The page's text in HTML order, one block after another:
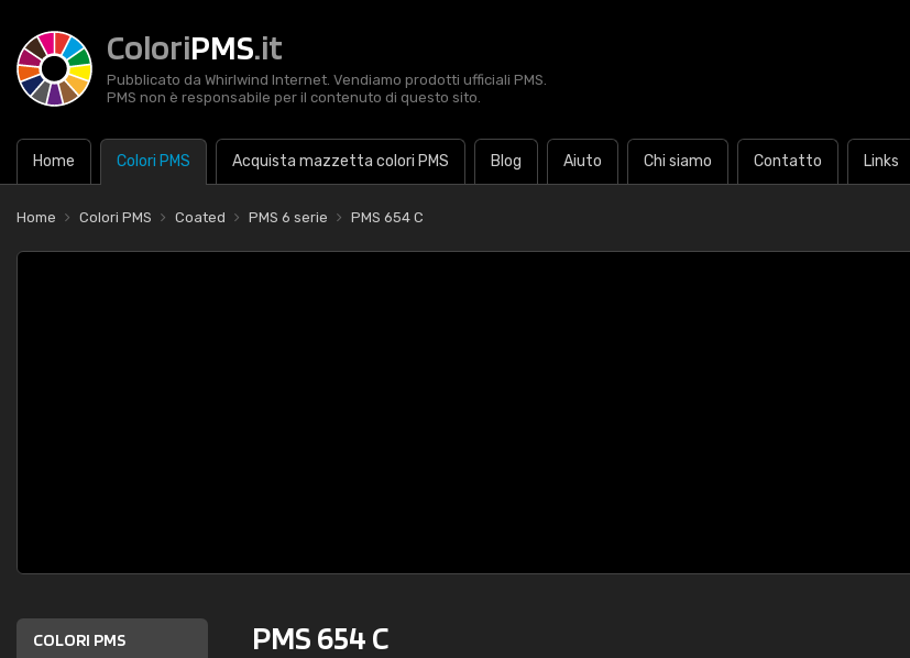
ColoriPMS.it
Pubblicato da Whirlwind Internet. Vendiamo prodotti ufficiali PMS.
PMS non è responsabile per il contenuto di questo sito.
Home Colori PMS Acquista mazzetta colori PMS Blog Aiuto Chi siamo Contatto Links
Home Colori PMS Coated PMS 6 serie PMS 654 C
COLORI PMS PMS 654 C